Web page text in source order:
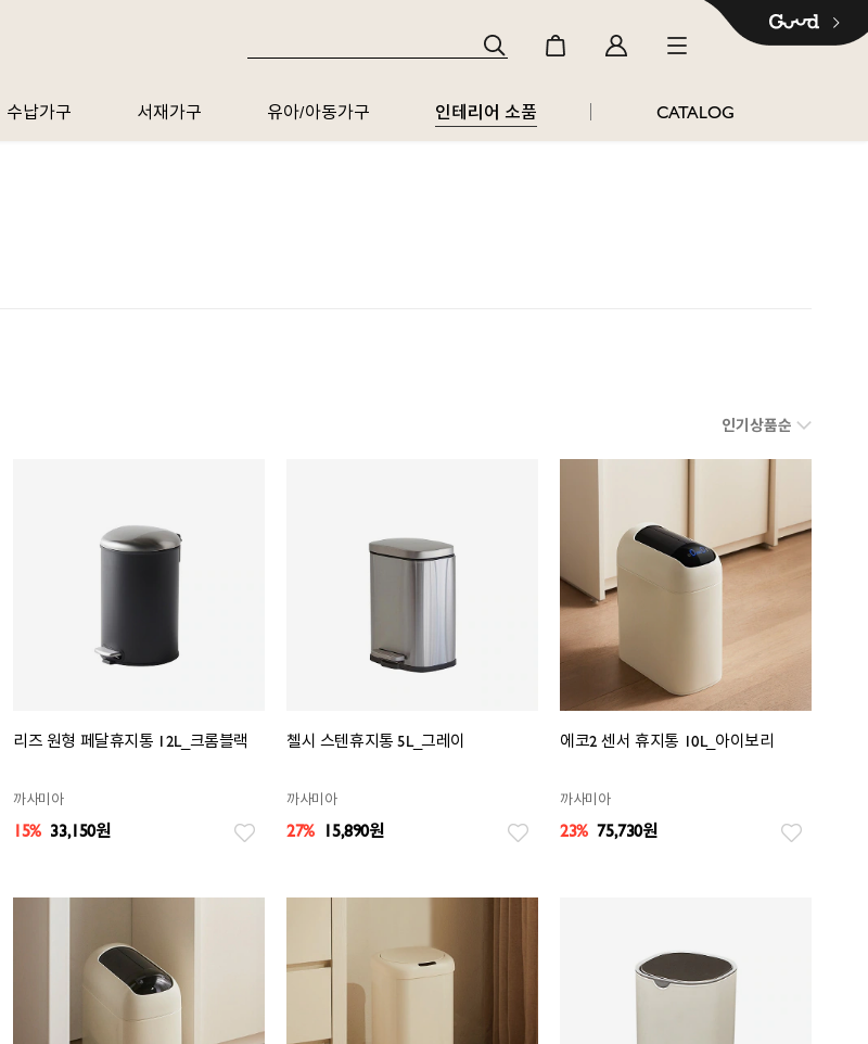
수납가구 서재가구 유아/아동가구 인테리어 소품 CATALOG
인기상품순
리즈 원형 페달휴지통 12L_크롬블랙
까사미아
15% 33,150원
첼시 스텐휴지통 5L_그레이
까사미아
27% 15,890원
에코2 센서 휴지통 10L_아이보리
까사미아
23% 75,730원